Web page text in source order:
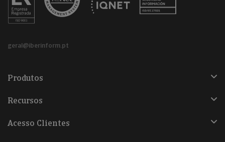
geral@iberinform.pt
Produtos
Recursos
Acesso Clientes